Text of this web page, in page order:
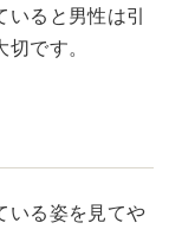
いると男性は引
です。
いる姿を見てや